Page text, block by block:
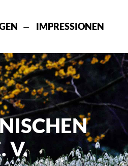
IMPRESSIONEN
V.